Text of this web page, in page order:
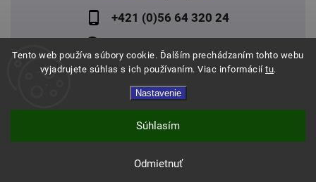
Tento web používa súbory cookie. Ďalším prechádzaním tohto webu
vyjadrujete súhlas s ich používaním. Viac informácií tu.
Nastavenie
Odmietnuť
Súhlasím
+421 (0)56 64 320 24
Copyright 2026Papier Lechman. Všetky práva vyhradené.
Shoptet | Design